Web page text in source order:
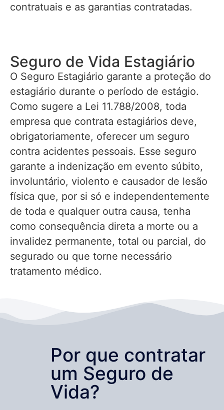
contratuais e as garantias contratadas.
Seguro de Vida Estagiário
O Seguro Estagiário garante a proteção do
estagiário durante o período de estágio.
Como sugere a Lei 11.788/2008, toda
empresa que contrata estagiários deve,
obrigatoriamente, oferecer um seguro
contra acidentes pessoais. Esse seguro
garante a indenização em evento súbito,
involuntário, violento e causador de lesão
física que, por si só e independentemente
de toda e qualquer outra causa, tenha
como consequência direta a morte ou a
invalidez permanente, total ou parcial, do
segurado ou que torne necessário
tratamento médico.
Por que contratar
um Seguro de
Vida?